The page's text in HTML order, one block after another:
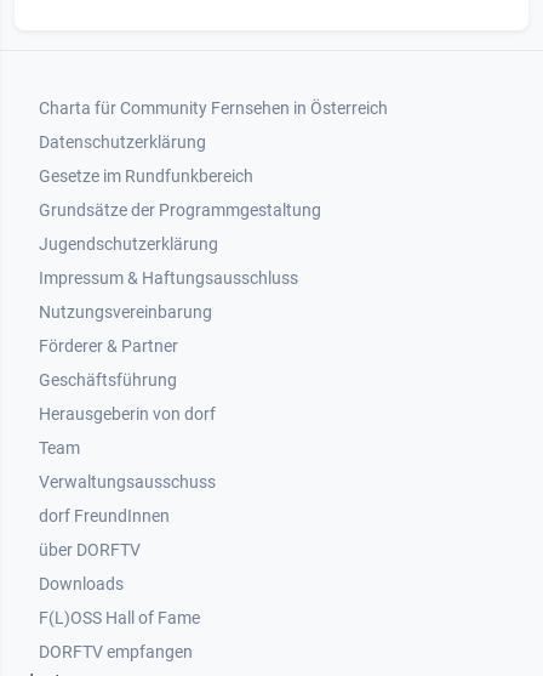
Footer 1
Charta für Community Fernsehen in Österreich
Datenschutzerklärung
Gesetze im Rundfunkbereich
Grundsätze der Programmgestaltung
Jugendschutzerklärung
Impressum & Haftungsausschluss
Nutzungsvereinbarung
Footer 2
Förderer & Partner
Geschäftsführung
Herausgeberin von dorf
Team
Verwaltungsausschuss
dorf FreundInnen
Footer 3
über DORFTV
Downloads
F(L)OSS Hall of Fame
Footer 4
DORFTV empfangen